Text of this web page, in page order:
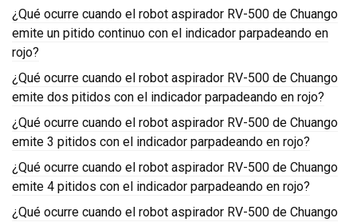
¿Qué ocurre cuando el robot aspirador RV-500 de Chuango
emite un pitido continuo con el indicador parpadeando en
rojo?
¿Qué ocurre cuando el robot aspirador RV-500 de Chuango
emite dos pitidos con el indicador parpadeando en rojo?
¿Qué ocurre cuando el robot aspirador RV-500 de Chuango
emite 3 pitidos con el indicador parpadeando en rojo?
¿Qué ocurre cuando el robot aspirador RV-500 de Chuango
emite 4 pitidos con el indicador parpadeando en rojo?
¿Qué ocurre cuando el robot aspirador RV-500 de Chuango